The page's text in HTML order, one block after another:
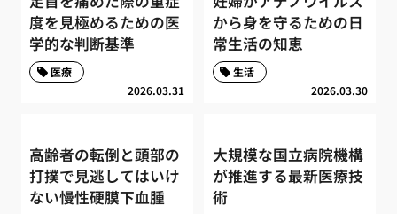
度を見極めるための医
学的な判断基準
2026.03.31
医療
から身を守るための日
常生活の知恵
2026.03.30
生活
高齢者の転倒と頭部の
打撲で見逃してはいけ
ない慢性硬膜下血腫
大規模な国立病院機構
が推進する最新医療技
術